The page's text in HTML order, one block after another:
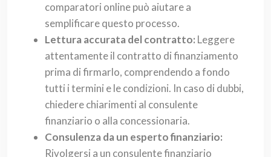
comparatori online può aiutare a
semplificare questo processo.
Lettura accurata del contratto: Leggere
attentamente il contratto di finanziamento
prima di firmarlo, comprendendo a fondo
tutti i termini e le condizioni. In caso di dubbi,
chiedere chiarimenti al consulente
finanziario o alla concessionaria.
Consulenza da un esperto finanziario:
Rivolgersi a un consulente finanziario